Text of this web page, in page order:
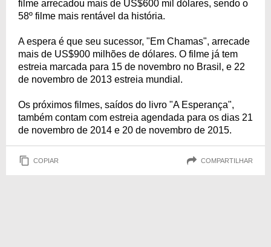
filme arrecadou mais de US$600 mil dólares, sendo o
58º filme mais rentável da história.
A espera é que seu sucessor, "Em Chamas", arrecade
mais de US$900 milhões de dólares. O filme já tem
estreia marcada para 15 de novembro no Brasil, e 22
de novembro de 2013 estreia mundial.
Os próximos filmes, saídos do livro "A Esperança",
também contam com estreia agendada para os dias 21
de novembro de 2014 e 20 de novembro de 2015.
COPIAR COMPARTILHAR